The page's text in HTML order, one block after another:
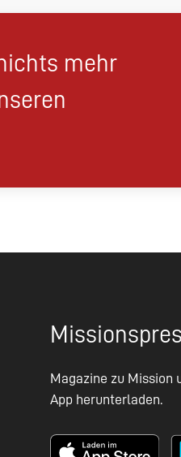
mehr
Magazine zu Mission
App herunterladen.